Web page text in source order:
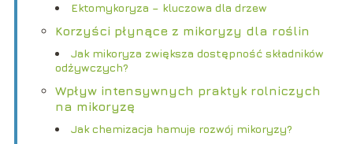
Ektomykoryza – kluczowa dla drzew
Korzyści płynące z mikoryzy dla roślin
Jak mikoryza zwiększa dostępność składników
odżywczych?
Wpływ intensywnych praktyk rolniczych
na mikoryzę
Jak chemizacja hamuje rozwój mikoryzy?